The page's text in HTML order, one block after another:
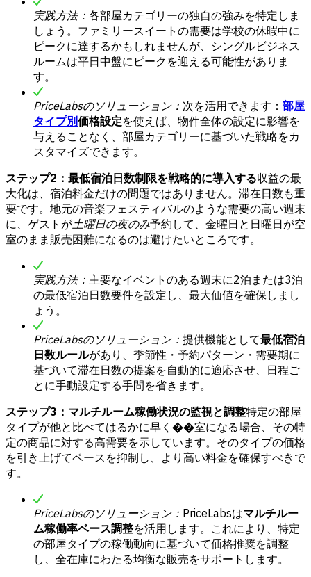
実践方法： 各部屋カテゴリーの独自の強みを特定しま
しょう。ファミリースイートの需要は学校の休暇中に
ピークに達するかもしれませんが、シングルビジネス
ルームは平日中盤にピークを迎える可能性がありま
す。
PriceLabsのソリューション： 次を活用できます： 部屋
タイプ別価格設定を使えば、物件全体の設定に影響を
与えることなく、部屋カテゴリーに基づいた戦略をカ
スタマイズできます。
ステップ2：最低宿泊日数制限を戦略的に導入する収益の最
大化は、宿泊料金だけの問題ではありません。滞在日数も重
要です。地元の音楽フェスティバルのような需要の高い週末
に、ゲストが土曜日の夜のみ予約して、金曜日と日曜日が空
室のまま販売困難になるのは避けたいところです。
実践方法： 主要なイベントのある週末に2泊または3泊
の最低宿泊日数要件を設定し、最大価値を確保しまし
ょう。
PriceLabsのソリューション： 提供機能として最低宿泊
日数ルールがあり、季節性・予約パターン・需要期に
基づいて滞在日数の提案を自動的に適応させ、日程ご
とに手動設定する手間を省きます。
ステップ3：マルチルーム稼働状況の監視と調整特定の部屋
タイプが他と比べてはるかに早く��室になる場合、その特
定の商品に対する高需要を示しています。そのタイプの価格
を引き上げてペースを抑制し、より高い料金を確保すべきで
す。
PriceLabsのソリューション： PriceLabsはマルチルー
ム稼働率ベース調整を活用します。これにより、特定
の部屋タイプの稼働動向に基づいて価格推奨を調整
し、全在庫にわたる均衡な販売をサポートします。